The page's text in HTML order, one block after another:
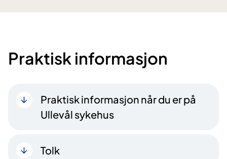
Praktisk informasjon
Praktisk informasjon når du er på
Ullevål sykehus
Tolk